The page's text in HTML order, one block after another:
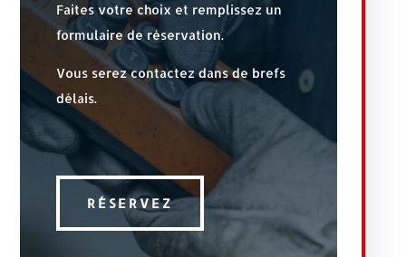
Faites votre choix et remplissez un
formulaire de réservation.
Vous serez contactez dans de brefs
délais.
RÉSERVEZ